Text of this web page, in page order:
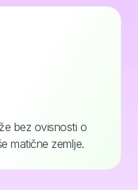
bez ovisnosti o
matične zemlje.